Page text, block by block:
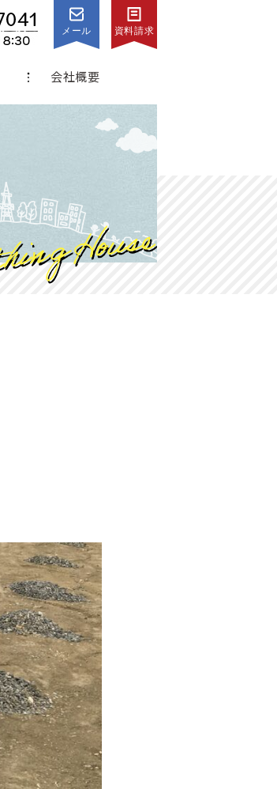
メール 資料請求
会社概要